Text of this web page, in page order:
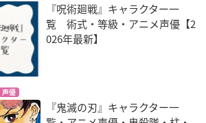
『呪術廻戦』キャラクター一
覧 術式・等級・アニメ声優【2
026年最新】
声優
『鬼滅の刃』キャラクター一